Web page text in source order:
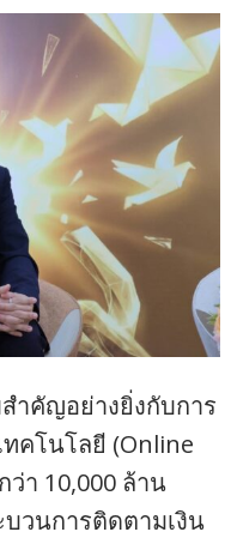
ำคัญอย่างยิ่งกับการ
คโนโลยี (Online
ว่า 10,000 ล้าน
วนการติดตามเงิน